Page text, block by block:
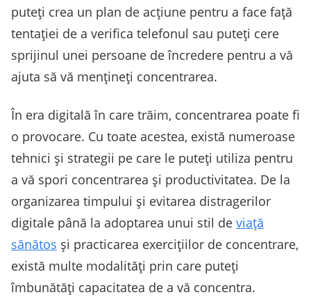
puteți crea un plan de acțiune pentru a face față
tentației de a verifica telefonul sau puteți cere
sprijinul unei persoane de încredere pentru a vă
ajuta să vă mențineți concentrarea.
În era digitală în care trăim, concentrarea poate fi
o provocare. Cu toate acestea, există numeroase
tehnici și strategii pe care le puteți utiliza pentru
a vă spori concentrarea și productivitatea. De la
organizarea timpului și evitarea distragerilor
digitale până la adoptarea unui stil de viață
sănătos și practicarea exercițiilor de concentrare,
există multe modalități prin care puteți
îmbunătăți capacitatea de a vă concentra.